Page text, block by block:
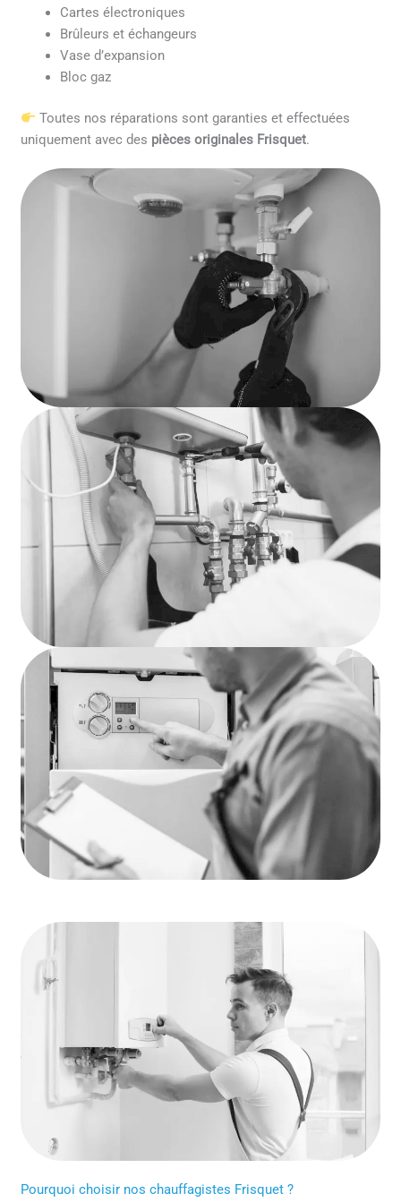
Cartes électroniques
Brûleurs et échangeurs
Vase d’expansion
Bloc gaz
Toutes nos réparations sont garanties et effectuées
uniquement avec des pièces originales Frisquet.
Pourquoi choisir nos chauffagistes Frisquet ?